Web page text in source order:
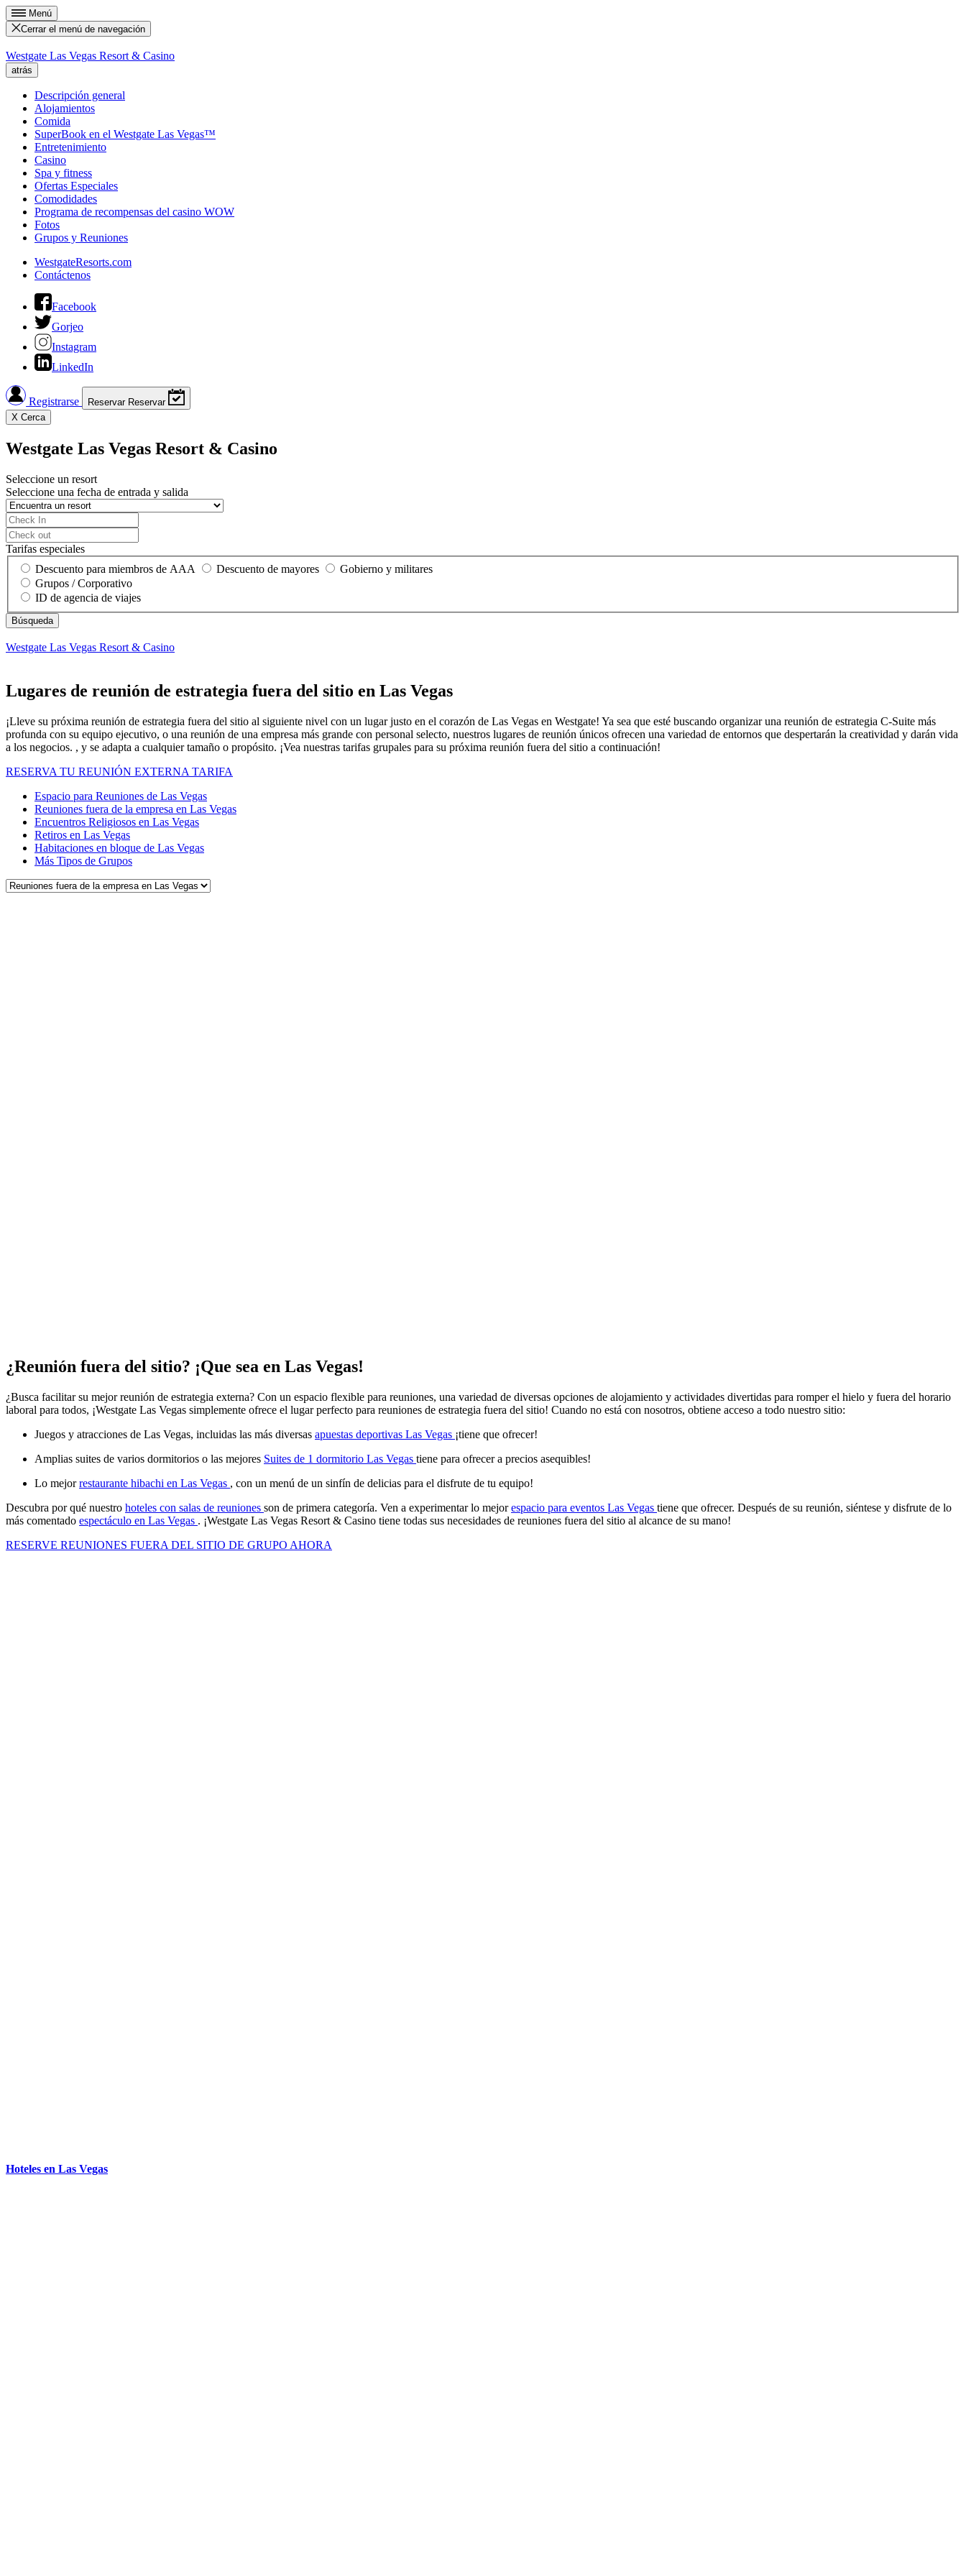
Menú
Cerrar el menú de navegación
Westgate Las Vegas Resort & Casino
atrás
Descripción general
Alojamientos
Comida
SuperBook en el Westgate Las Vegas™
Entretenimiento
Casino
Spa y fitness
Ofertas Especiales
Comodidades
Programa de recompensas del casino WOW
Fotos
Grupos y Reuniones
WestgateResorts.com
Contáctenos
Facebook
Gorjeo
Instagram
LinkedIn
Registrarse Reservar Reservar
X Cerca
Westgate Las Vegas Resort & Casino
Seleccione un resort
Seleccione una fecha de entrada y salida
Tarifas especiales
Descuento para miembros de AAA
Descuento de mayores
Gobierno y militares
Grupos / Corporativo
ID de agencia de viajes
Westgate Las Vegas Resort & Casino
Lugares de reunión de estrategia fuera del sitio en Las Vegas
¡Lleve su próxima reunión de estrategia fuera del sitio al siguiente nivel con un lugar justo en el corazón de Las Vegas en Westgate! Ya sea que esté buscando organizar una reunión de estrategia C-Suite más
profunda con su equipo ejecutivo, o una reunión de una empresa más grande con personal selecto, nuestros lugares de reunión únicos ofrecen una variedad de entornos que despertarán la creatividad y darán vida
a los negocios. , y se adapta a cualquier tamaño o propósito. ¡Vea nuestras tarifas grupales para su próxima reunión fuera del sitio a continuación!
RESERVA TU REUNIÓN EXTERNA TARIFA
Espacio para Reuniones de Las Vegas
Reuniones fuera de la empresa en Las Vegas
Encuentros Religiosos en Las Vegas
Retiros en Las Vegas
Habitaciones en bloque de Las Vegas
Más Tipos de Grupos
¿Reunión fuera del sitio? ¡Que sea en Las Vegas!
¿Busca facilitar su mejor reunión de estrategia externa? Con un espacio flexible para reuniones, una variedad de diversas opciones de alojamiento y actividades divertidas para romper el hielo y fuera del horario
laboral para todos, ¡Westgate Las Vegas simplemente ofrece el lugar perfecto para reuniones de estrategia fuera del sitio! Cuando no está con nosotros, obtiene acceso a todo nuestro sitio:
Juegos y atracciones de Las Vegas, incluidas las más diversas apuestas deportivas Las Vegas ¡tiene que ofrecer!
Amplias suites de varios dormitorios o las mejores Suites de 1 dormitorio Las Vegas tiene para ofrecer a precios asequibles!
Lo mejorrestaurante hibachi en Las Vegas , con un menú de un sinfín de delicias para el disfrute de tu equipo!
Descubra por qué nuestro hoteles con salas de reuniones son de primera categoría. Ven a experimentar lo mejorespacio para eventos Las Vegas tiene que ofrecer. Después de su reunión, siéntese y disfrute de lo
más comentado espectáculo en Las Vegas . ¡Westgate Las Vegas Resort & Casino tiene todas sus necesidades de reuniones fuera del sitio al alcance de su mano!
RESERVE REUNIONES FUERA DEL SITIO DE GRUPO AHORA
Hoteles en Las Vegas